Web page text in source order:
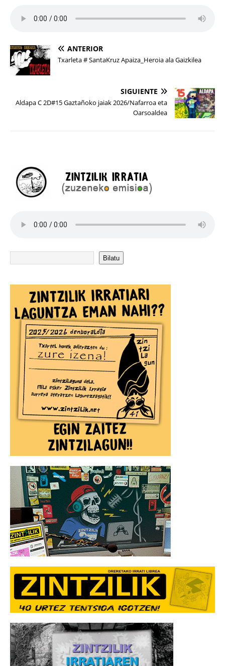
ANTERIOR
Txarleta # SantaKruz Apaiza_Heroia ala Gaizkilea
SIGUIENTE
Aldapa C 2D#15 Gaztañoko jaiak 2026/Nafarroa eta
Oarsoaldea
Bilatu